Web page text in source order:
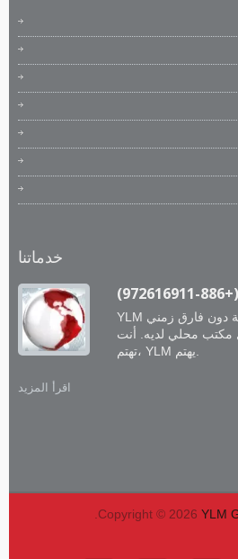
خدماتنا
YLM يقدم خدمة عالمية دون فارق زمني
محلي لديه. أنت
تهتم، YLM يهتم.
اقرأ المزيد
Copyright © 2026 YLM